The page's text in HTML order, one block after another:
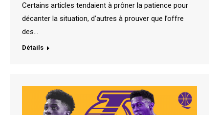
Certains articles tendaient à prôner la patience pour
décanter la situation, d’autres à prouver que l’offre
des…
Détails